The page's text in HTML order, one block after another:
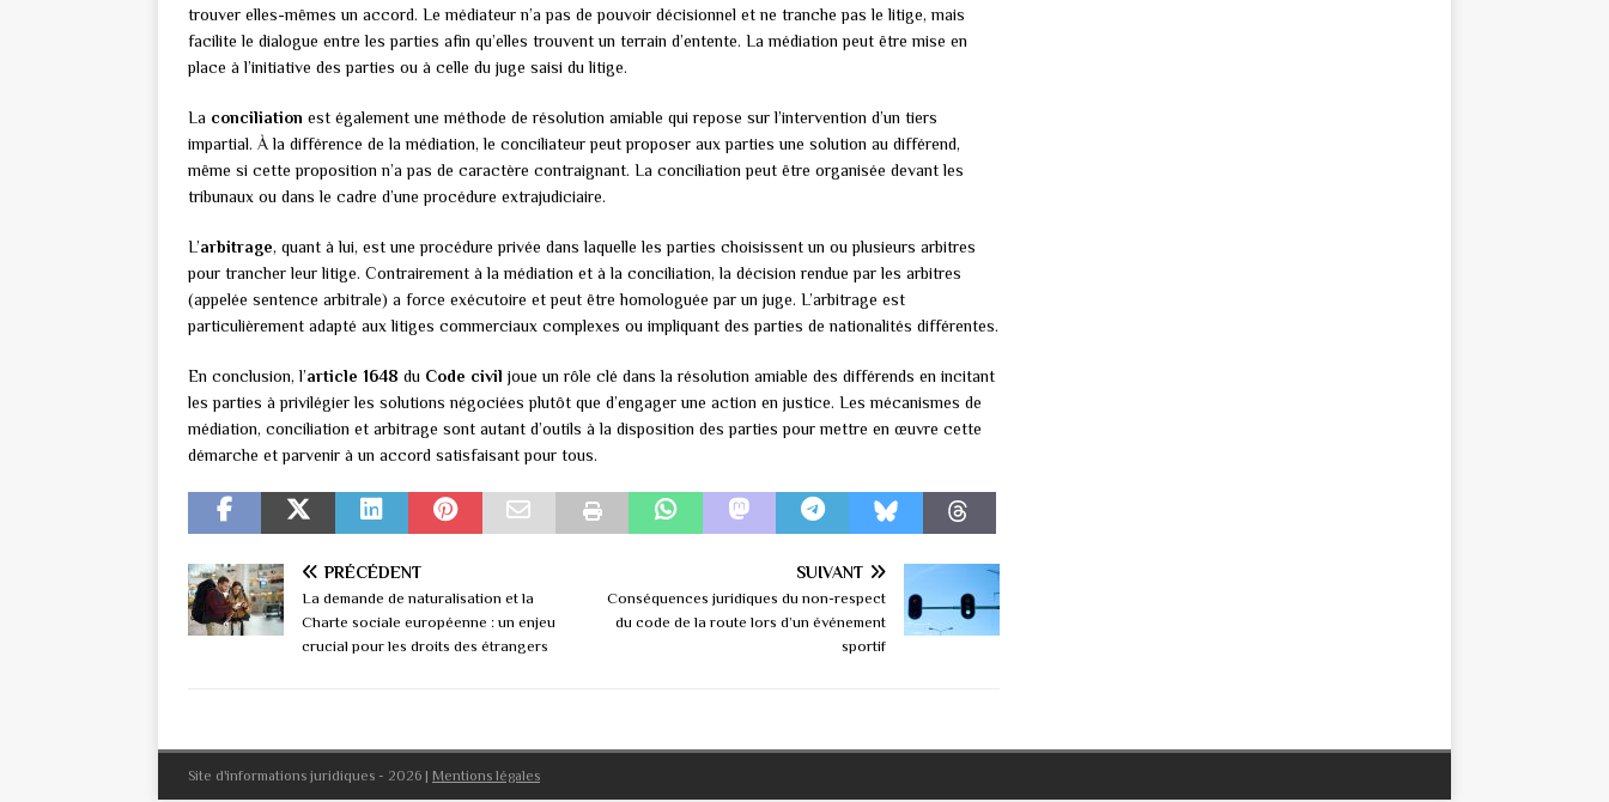
trouver elles-mêmes un accord. Le médiateur n’a pas de pouvoir décisionnel et ne tranche pas le litige, mais
facilite le dialogue entre les parties afin qu’elles trouvent un terrain d’entente. La médiation peut être mise en
place à l’initiative des parties ou à celle du juge saisi du litige.
La conciliation est également une méthode de résolution amiable qui repose sur l’intervention d’un tiers
impartial. À la différence de la médiation, le conciliateur peut proposer aux parties une solution au différend,
même si cette proposition n’a pas de caractère contraignant. La conciliation peut être organisée devant les
tribunaux ou dans le cadre d’une procédure extrajudiciaire.
L’arbitrage, quant à lui, est une procédure privée dans laquelle les parties choisissent un ou plusieurs arbitres
pour trancher leur litige. Contrairement à la médiation et à la conciliation, la décision rendue par les arbitres
(appelée sentence arbitrale) a force exécutoire et peut être homologuée par un juge. L’arbitrage est
particulièrement adapté aux litiges commerciaux complexes ou impliquant des parties de nationalités différentes.
En conclusion, l’article 1648 du Code civil joue un rôle clé dans la résolution amiable des différends en incitant
les parties à privilégier les solutions négociées plutôt que d’engager une action en justice. Les mécanismes de
médiation, conciliation et arbitrage sont autant d’outils à la disposition des parties pour mettre en œuvre cette
démarche et parvenir à un accord satisfaisant pour tous.
PRÉCÉDENT
La demande de naturalisation et la
Charte sociale européenne : un enjeu
crucial pour les droits des étrangers
SUIVANT
Conséquences juridiques du non-respect
du code de la route lors d’un événement
sportif
Site d'informations juridiques - 2026 | Mentions légales